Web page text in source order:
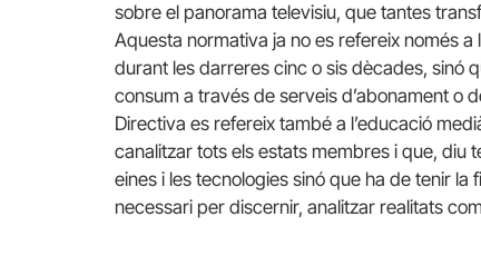
sobre el panorama televisiu, que tantes
Aquesta normativa ja no es refereix només
durant les darreres cinc o sis dècades, sinó
consum a través de serveis d’abonament o
Directiva es refereix també a l’educació
canalitzar tots els estats membres i que, diu
eines i les tecnologies sinó que ha de tenir
necessari per discernir, analitzar realitats